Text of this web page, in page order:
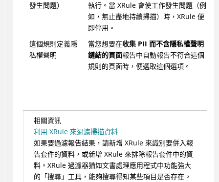
發生問題）
執行。當 XRule 會使工作發生問題（例
如，無止盡地持續掃描）時，XRule 便
即停用。
這個規則定義隱
私權聲明
當您想要在收集 PII 而不含隱私權聲明
鏈結的頁面報告中自動報告不符合這個
規則的頁面時，便選取這個選項。
相關資訊
利用 XRule 來過濾掃描資料
如果要過濾報告結果，請新增 XRule 來識別要併入報
告套件的資料，或新增 XRule 來排除報告套件中的資
料。XRule 過濾器猶如文書處理應用程式中功能強大
的「搜尋」工具，能夠搜尋得知某些項目是否存在。